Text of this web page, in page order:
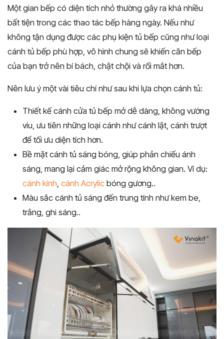
Một gian bếp có diện tích nhỏ thường gây ra khá nhiều
bất tiện trong các thao tác bếp hàng ngày. Nếu như
không tận dụng được các phụ kiện tủ bếp cũng như loại
cánh tủ bếp phù hợp, vô hình chung sẽ khiến căn bếp
của bạn trở nên bí bách, chật chội và rối mắt hơn.
Nên lưu ý một vài tiêu chí như sau khi lựa chọn cánh tủ:
Thiết kế cánh cửa tủ bếp mở dễ dàng, không vướng
víu, ưu tiên những loại cánh như cánh lật, cánh trượt
để tối ưu diện tích hơn.
Bề mặt cánh tủ sáng bóng, giúp phản chiếu ánh
sáng, mang lại cảm giác mở rộng không gian. Ví dụ:
cánh kính, cánh Acrylic bóng gương..
Màu sắc cánh tủ sáng đến trung tính như kem be,
trắng, ghi sáng..